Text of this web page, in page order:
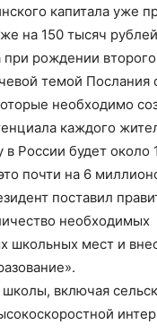
капитала уже
на 150 тысяч
при рождении
темой Послания
необходимо
каждого
в России будет около
почти на 6
поставил
необходимых
школьных мест и
школы, включая